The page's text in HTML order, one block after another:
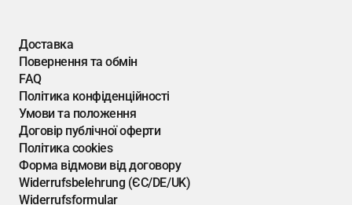
Доставка
Повернення та обмін
FAQ
Політика конфіденційності
Умови та положення
Договір публічної оферти
Політика cookies
Форма відмови від договору
Widerrufsbelehrung (ЄС/DE/UK)
Widerrufsformular